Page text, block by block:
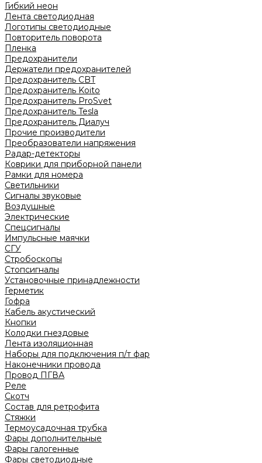
Гибкий неон
Лента светодиодная
Логотипы светодиодные
Повторитель поворота
Пленка
Предохранители
Держатели предохранителей
Предохранитель CBT
Предохранитель Koito
Предохранитель ProSvet
Предохранитель Tesla
Предохранитель Диалуч
Прочие производители
Преобразователи напряжения
Радар-детекторы
Коврики для приборной панели
Рамки для номера
Светильники
Сигналы звуковые
Воздушные
Электрические
Спецсигналы
Импульсные маячки
СГУ
Стробоскопы
Стопсигналы
Установочные принадлежности
Герметик
Гофра
Кабель акустический
Кнопки
Колодки гнездовые
Лента изоляционная
Наборы для подключения п/т фар
Наконечники провода
Провод ПГВА
Реле
Скотч
Состав для ретрофита
Стяжки
Термоусадочная трубка
Фары дополнительные
Фары галогенные
Фары светодиодные